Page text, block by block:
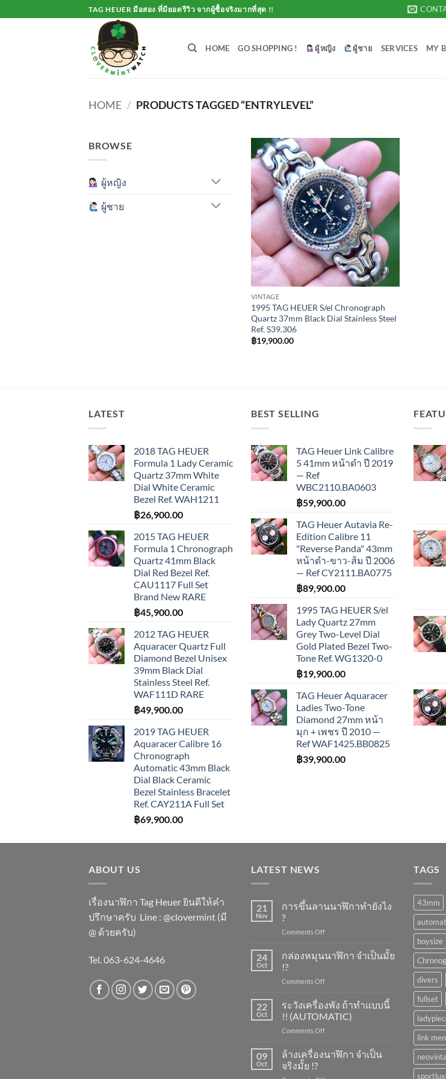
to
TAG HEUER มือสอง ที่มียอดรีวิว จากผู้ซื้อจริงมากที่สุด !!
HOME GO SHOPPING ! ผู้หญิง ผู้ชาย SERVICES MY
HOME / PRODUCTS TAGGED “ENTRYLEVEL”
BROWSE
ผู้หญิง
ผู้ชาย
Add to
Wishlist
VINTAGE
1995 TAG HEUER S/el Chronograph
Quartz 37mm Black Dial Stainless Steel
Ref. S39.306
฿19,900.00
LATEST
2018 TAG HEUER
Formula 1 Lady Ceramic
Quartz 37mm White
Dial White Ceramic
Bezel Ref. WAH1211
฿26,900.00
2015 TAG HEUER
Formula 1 Chronograph
Quartz 41mm Black
Dial Red Bezel Ref.
CAU1117 Full Set
Brand New RARE
฿45,900.00
2012 TAG HEUER
Aquaracer Quartz Full
Diamond Bezel Unisex
39mm Black Dial
Stainless Steel Ref.
WAF111D RARE
฿49,900.00
2019 TAG HEUER
Aquaracer Calibre 16
Chronograph
Automatic 43mm Black
Dial Black Ceramic
Bezel Stainless Bracelet
Ref. CAY211A Full Set
฿69,900.00
BEST SELLING
TAG Heuer Link Calibre
5 41mm หน้าดำ ปี 2019
— Ref
WBC2110.BA0603
฿59,900.00
TAG Heuer Autavia Re-
Edition Calibre 11
"Reverse Panda" 43mm
หน้าดำ-ขาว-ส้ม ปี 2006
— Ref CY2111.BA0775
฿89,900.00
1995 TAG HEUER S/el
Lady Quartz 27mm
Grey Two-Level Dial
Gold Plated Bezel Two-
Tone Ref. WG1320-0
฿19,900.00
TAG Heuer Aquaracer
Ladies Two-Tone
Diamond 27mm หน้า
มุก + เพชร ปี 2010 —
Ref WAF1425.BB0825
฿39,900.00
ABOUT US
เรื่องนาฬิกา Tag Heuer ยินดีให้คำ
ปรึกษาครับ ​Line : @clovermint (มี
@ ด้วยครับ)
Tel. 063-624-4646
LATEST NEWS
21
Nov
การขึ้นลานนาฬิกาทำยังไง
?
Comments Offon
ทำ
ไง
?
24
Oct
กล่องหมุนนาฬิกา จำเป็นมั้ย
!?
Comments Offon
หมุน
จำเป็น
มั้ย
22
Oct
ระวังเครื่องพัง ถ้าทำแบบนี้
!! (AUTOMATIC)
Comments Offon
เครื่อง
09
Oct
ล้างเครื่องนาฬิกา จำเป็น
จริงมั้ย !?
TAGS
43mm
boysize
divers
fullset
link men